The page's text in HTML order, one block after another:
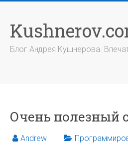
содержимому
Блог Андрея Кушнерова.
Очень полезный
Andrew